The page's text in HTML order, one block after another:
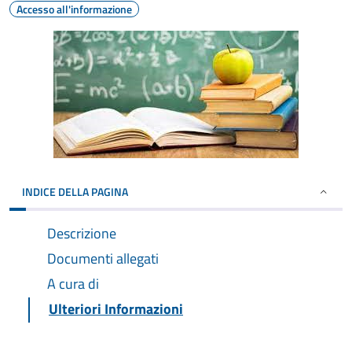
Accesso all'informazione
INDICE DELLA PAGINA
Descrizione
Documenti allegati
A cura di
Ulteriori Informazioni